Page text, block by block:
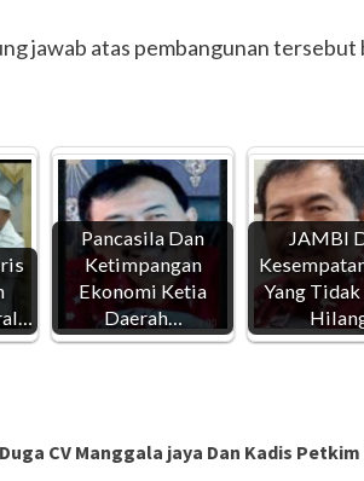
jawab atas pembangunan
Pancasila Dan
Ketimpangan
Ekonomi Ketia
Daerah…
JAMBI
Yang
CV Manggala jaya Dan Kadis